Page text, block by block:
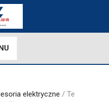
elektryczne / Te